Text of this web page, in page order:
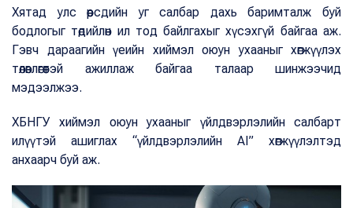
Хятад улс өөрсдийн уг салбар дахь баримталж буй
бодлогыг төдийлөн ил тод байлгахыг хүсэхгүй байгаа аж.
Гэвч дараагийн үеийн хиймэл оюун ухааныг хөгжүүлэх
төлөвлөгөөтэй ажиллаж байгаа талаар шинжээчид
мэдээлжээ.
ХБНГУ хиймэл оюун ухааныг үйлдвэрлэлийн салбарт
илүүтэй ашиглах “үйлдвэрлэлийн AI” хөгжүүлэлтэд
анхаарч буй аж.